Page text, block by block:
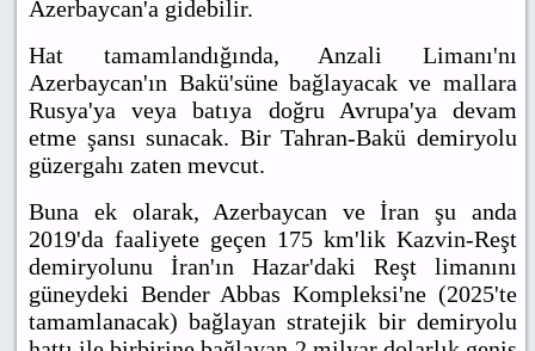
Azerbaycan'a gidebilir.
Hat tamamlandığında, Anzali Limanı'nı
Azerbaycan'ın Bakü'süne bağlayacak ve mallara
Rusya'ya veya batıya doğru Avrupa'ya devam
etme şansı sunacak. Bir Tahran-Bakü demiryolu
güzergahı zaten mevcut.
Buna ek olarak, Azerbaycan ve İran şu anda
2019'da faaliyete geçen 175 km'lik Kazvin-Reşt
demiryolunu İran'ın Hazar'daki Reşt limanını
güneydeki Bender Abbas Kompleksi'ne (2025'te
tamamlanacak) bağlayan stratejik bir demiryolu